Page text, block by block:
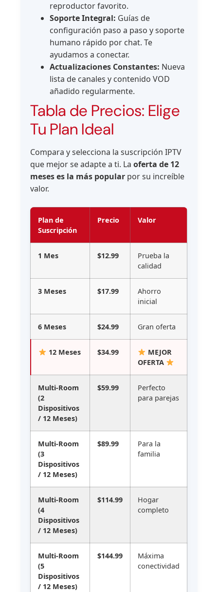
reproductor favorito.
Soporte Integral: Guías de
configuración paso a paso y soporte
humano rápido por chat. Te
ayudamos a conectar.
Actualizaciones Constantes: Nueva
lista de canales y contenido VOD
añadido regularmente.
Tabla de Precios: Elige
Tu Plan Ideal
Compara y selecciona la suscripción IPTV
que mejor se adapte a ti. Laoferta de 12
meses es la más popular por su increíble
valor.
Plan de
Suscripción
Precio Valor
1 Mes $12.99
Prueba la
calidad
3 Meses $17.99
Ahorro
inicial
6 Meses $24.99 Gran oferta
12 Meses $34.99
MEJOR
OFERTA
Multi-Room
(2
Dispositivos
/ 12 Meses)
$59.99
Perfecto
para parejas
Multi-Room
(3
Dispositivos
/ 12 Meses)
$89.99
Para la
familia
Multi-Room
(4
Dispositivos
/ 12 Meses)
$114.99
Hogar
completo
Multi-Room
(5
Dispositivos
/ 12 Meses)
$144.99
Máxima
conectividad